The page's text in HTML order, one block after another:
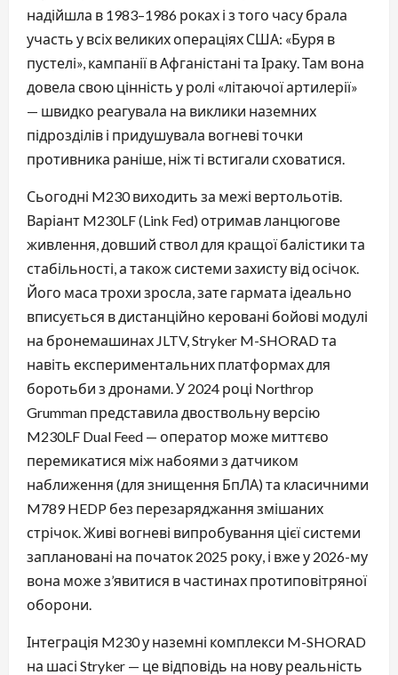
надійшла в 1983–1986 роках і з того часу брала
участь у всіх великих операціях США: «Буря в
пустелі», кампанії в Афганістані та Іраку. Там вона
довела свою цінність у ролі «літаючої артилерії»
— швидко реагувала на виклики наземних
підрозділів і придушувала вогневі точки
противника раніше, ніж ті встигали сховатися.
Сьогодні M230 виходить за межі вертольотів.
Варіант M230LF (Link Fed) отримав ланцюгове
живлення, довший ствол для кращої балістики та
стабільності, а також системи захисту від осічок.
Його маса трохи зросла, зате гармата ідеально
вписується в дистанційно керовані бойові модулі
на бронемашинах JLTV, Stryker M-SHORAD та
навіть експериментальних платформах для
боротьби з дронами. У 2024 році Northrop
Grumman представила двоствольну версію
M230LF Dual Feed — оператор може миттєво
перемикатися між набоями з датчиком
наближення (для знищення БпЛА) та класичними
M789 HEDP без перезаряджання змішаних
стрічок. Живі вогневі випробування цієї системи
заплановані на початок 2025 року, і вже у 2026-му
вона може з’явитися в частинах протиповітряної
оборони.
Інтеграція M230 у наземні комплекси M-SHORAD
на шасі Stryker — це відповідь на нову реальність